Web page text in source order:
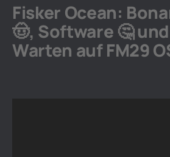
Fisker Ocean:
🤠, Software 🤔
Warten auf FM29